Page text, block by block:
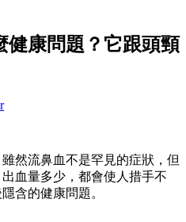
健康問題？它跟頭頸
然流鼻血不是罕見的症狀，但
血量多少，都會使人措手不
含的健康問題。